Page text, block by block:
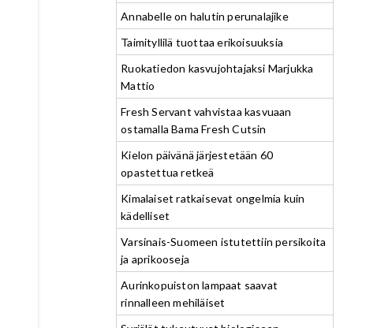
Annabelle on halutin perunalajike
Taimityllilä tuottaa erikoisuuksia
Ruokatiedon kasvujohtajaksi Marjukka
Mattio
Fresh Servant vahvistaa kasvuaan
ostamalla Bama Fresh Cutsin
Kielon päivänä järjestetään 60
opastettua retkeä
Kimalaiset ratkaisevat ongelmia kuin
kädelliset
Varsinais-Suomeen istutettiin persikoita
ja aprikooseja
Aurinkopuiston lampaat saavat
rinnalleen mehiläiset